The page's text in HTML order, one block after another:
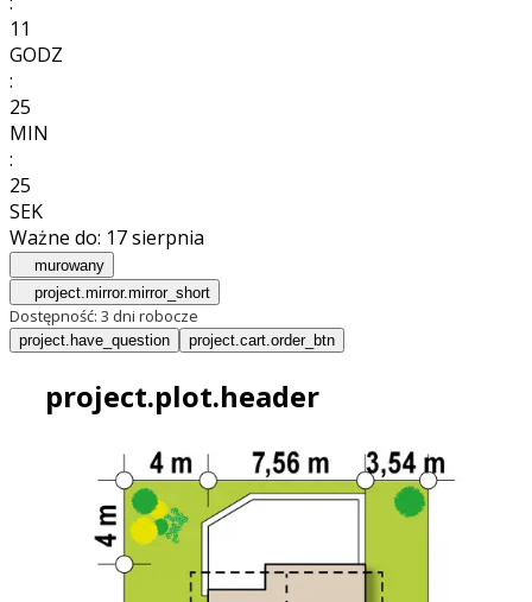
11
GODZ
:
25
MIN
:
23
SEK
Ważne do: 17 sierpnia
murowany
project.mirror.mirror_short
Dostępność: 3 dni robocze
project.have_question project.cart.order_btn
project.plot.header